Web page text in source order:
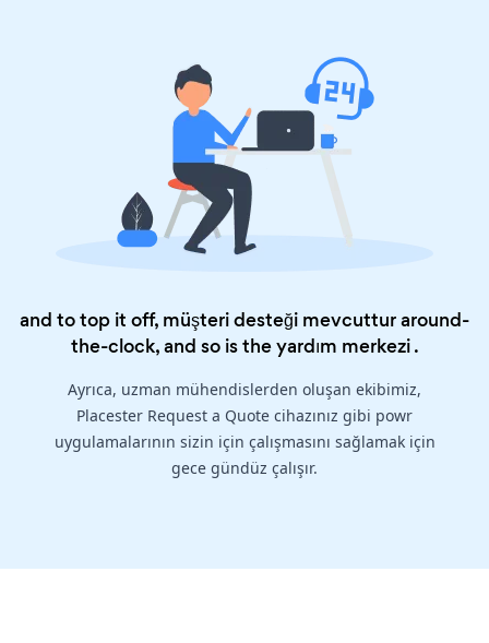
and to top it off, müşteri desteği mevcuttur around-
the-clock, and so is theyardım merkezi.
Ayrıca, uzman mühendislerden oluşan ekibimiz,
Placester Request a Quote cihazınız gibi powr
uygulamalarının sizin için çalışmasını sağlamak için
gece gündüz çalışır.